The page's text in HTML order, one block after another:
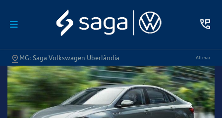
MG: Saga Volkswagen Uberlândia Alterar